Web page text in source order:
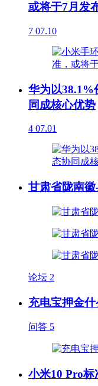
或将于7月发
7 07.10
华为以38.1%
同成核心优势
4 07.01
甘肃省陇南
论坛 2
充电宝押金
问答 5
小米10 Pro